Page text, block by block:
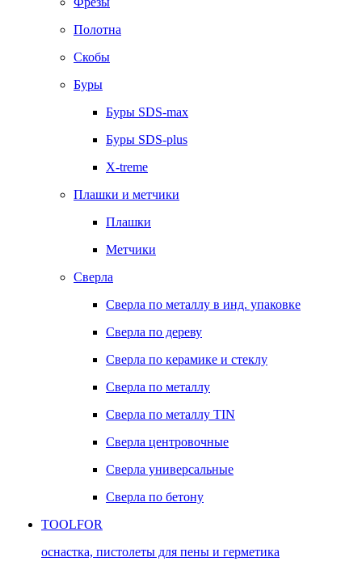
Полотна
Скобы
Буры
Буры SDS-max
Буры SDS-plus
X-treme
Плашки и метчики
Плашки
Метчики
Сверла
Сверла по металлу в инд. упаковке
Сверла по дереву
Сверла по керамике и стеклу
Сверла по металлу
Сверла по металлу TIN
Сверла центровочные
Сверла универсальные
Сверла по бетону
TOOLFOR
оснастка, пистолеты для пены и герметика